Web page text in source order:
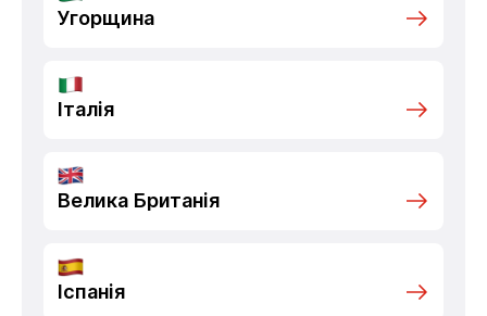
Угорщина
Італія
Велика Британія
Іспанія